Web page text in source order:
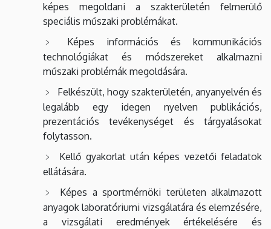
képes megoldani a szakterületén felmerülő
speciális műszaki problémákat.
Képes információs és kommunikációs
technológiákat és módszereket alkalmazni
műszaki problémák megoldására.
Felkészült, hogy szakterületén, anyanyelvén és
legalább egy idegen nyelven publikációs,
prezentációs tevékenységet és tárgyalásokat
folytasson.
Kellő gyakorlat után képes vezetői feladatok
ellátására.
Képes a sportmérnöki területen alkalmazott
anyagok laboratóriumi vizsgálatára és elemzésére,
a vizsgálati eredmények értékelésére és